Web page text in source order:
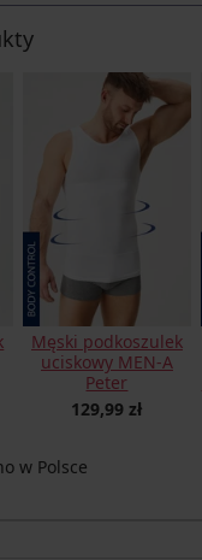
Męski podkoszulek
uciskowy MEN-A
Peter
129,99 zł
w Polsce